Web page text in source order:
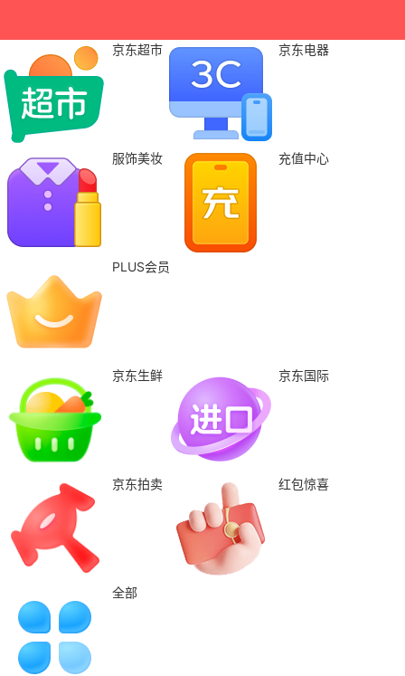
京东超市 京东电器
服饰美妆 充值中心
PLUS会员
京东生鲜 京东国际
京东拍卖 红包惊喜
全部